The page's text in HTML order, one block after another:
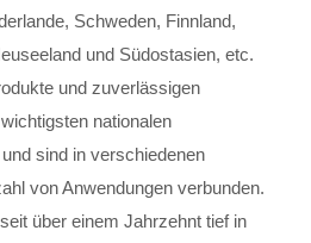
Schweden, Finnland,
und Südostasien, etc.
und zuverlässigen
nationalen
sind in verschiedenen
von Anwendungen verbunden.
über einem Jahrzehnt tief in